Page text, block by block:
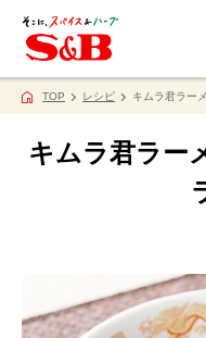
TOP レシピ キムラ君ラー
キムラ君ラー